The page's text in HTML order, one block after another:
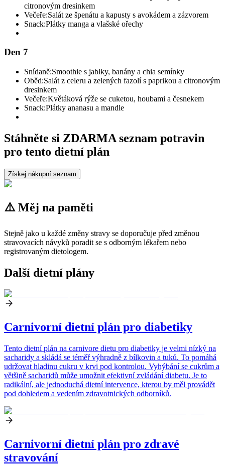
citronovým dresinkem
Večeře:Salát ze špenátu a kapusty s avokádem a zázvorem
Snack:Plátky manga a vlašské ořechy
Den 7
Snídaně:Smoothie s jablky, banány a chia semínky
Oběd:Salát z celeru a zelených fazolí s paprikou a citronovým
dresinkem
Večeře:Květáková rýže se cuketou, houbami a česnekem
Snack:Plátky ananasu a mandle
Stáhněte si ZDARMA seznam potravin
pro tento dietní plán
Získej nákupní seznam
⚠️ Měj na paměti
Stejně jako u každé změny stravy se doporučuje před změnou
stravovacích návyků poradit se s odborným lékařem nebo
registrovaným dietologem.
Další dietní plány
Carnivorní dietní plán pro diabetiky
Tento dietní plán na carnivore dietu pro diabetiky je velmi nízký na
sacharidy a skládá se téměř výhradně z bílkovin a tuků. To pomáhá
udržovat hladinu cukru v krvi pod kontrolou. Vyhýbání se cukrům a
většině sacharidů může umožnit efektivní zvládání diabetu. Je to
radikální, ale jednoduchá dietní intervence, kterou by měl provádět
pod dohledem a vedením zdravotnických odborníků.
Carnivorní dietní plán pro zdravé
stravování